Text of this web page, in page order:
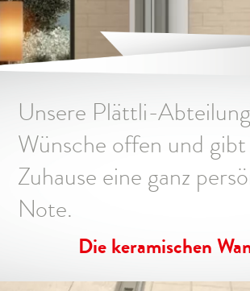
Unsere Plättli-
Wünsche offen und
Zuhause eine ganz
Note.
Die keramischen